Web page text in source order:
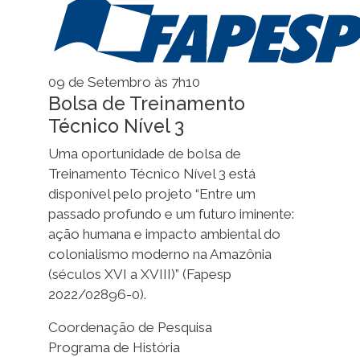
09 de Setembro às 7h10
Bolsa de Treinamento
Técnico Nível 3
Uma oportunidade de bolsa de
Treinamento Técnico Nível 3 está
disponível pelo projeto “Entre um
passado profundo e um futuro iminente:
ação humana e impacto ambiental do
colonialismo moderno na Amazônia
(séculos XVI a XVIII)” (Fapesp
2022/02896-0).
Coordenação de Pesquisa
Programa de História